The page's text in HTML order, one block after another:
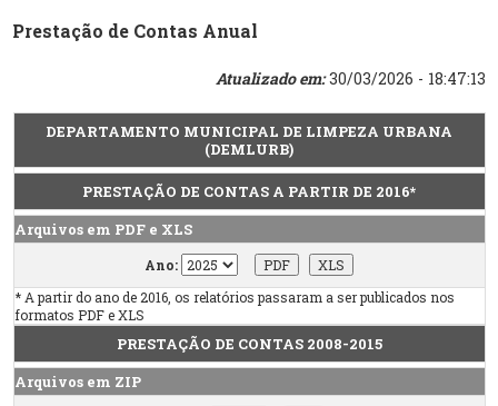
Prestação de Contas Anual
Atualizado em:30/03/2026 - 18:47:13
DEPARTAMENTO MUNICIPAL DE LIMPEZA URBANA
(DEMLURB)
PRESTAÇÃO DE CONTAS A PARTIR DE 2016*
Arquivos em PDF e XLS
Ano:
* A partir do ano de 2016, os relatórios passaram a ser publicados nos
formatos PDF e XLS
PRESTAÇÃO DE CONTAS 2008-2015
Arquivos em ZIP